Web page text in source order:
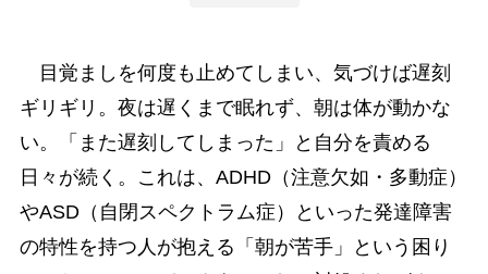
目覚ましを何度も止めてしまい、気づけば遅刻
ギリギリ。夜は遅くまで眠れず、朝は体が動かな
い。「また遅刻してしまった」と自分を責める
日々が続く。これは、ADHD（注意欠如・多動症）
やASD（自閉スペクトラム症）といった発達障害
の特性を持つ人が抱える「朝が苦手」という困り